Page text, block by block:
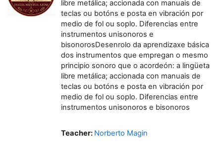
libre metálica; accionada con manuais de
teclas ou botóns e posta en vibración por
medio de fol ou soplo. Diferencias entre
instrumentos unisonoros e
bisonorosDesenrolo da aprendizaxe básica
dos instrumentos que empregan o mesmo
principio sonoro que o acordeón: a lingüeta
libre metálica; accionada con manuais de
teclas ou botóns e posta en vibración por
medio de fol ou soplo. Diferencias entre
instrumentos unisonoros e bisonoros
Teacher: Norberto Magin